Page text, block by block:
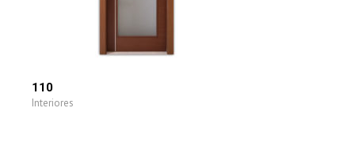
110
Interiores